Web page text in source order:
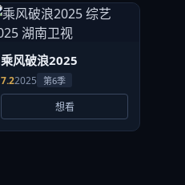
乘风破浪2025
7.22025 第6季
想看